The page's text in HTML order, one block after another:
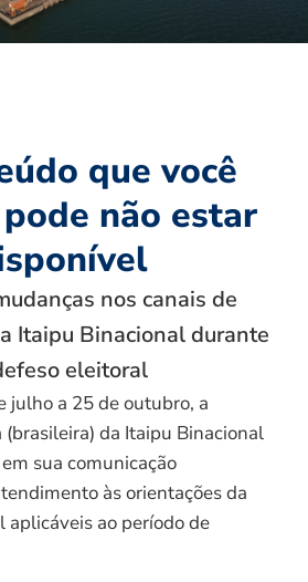
que você
não estar
nos canais de
Itaipu Binacional durante
eleitoral
julho a 25 de outubro, a
da Itaipu Binacional
sua comunicação
às orientações da
aplicáveis ao período de